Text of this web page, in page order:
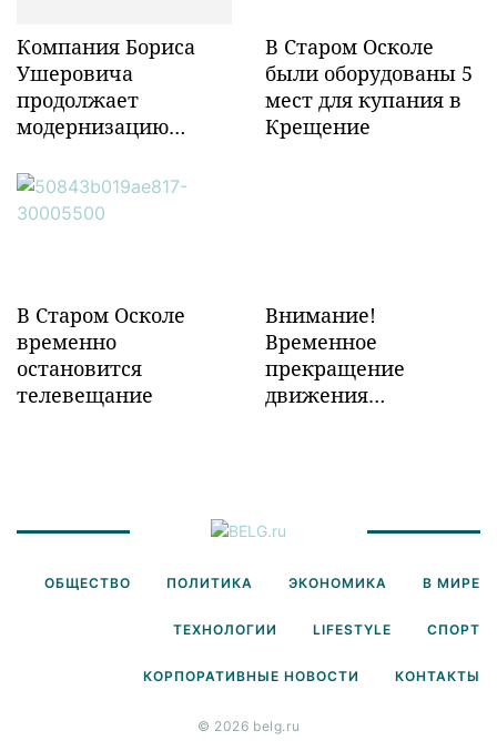
Компания Бориса
Ушеровича
продолжает
модернизацию
инфраструктуры в
Забайкалье
В Старом Осколе
были оборудованы 5
мест для купания в
Крещение
В Старом Осколе
временно
остановится
телевещание
Внимание!
Временное
прекращение
движения
ОБЩЕСТВО ПОЛИТИКА ЭКОНОМИКА В МИРЕ
ТЕХНОЛОГИИ LIFESTYLE СПОРТ
КОРПОРАТИВНЫЕ НОВОСТИ КОНТАКТЫ
© 2026 belg.ru